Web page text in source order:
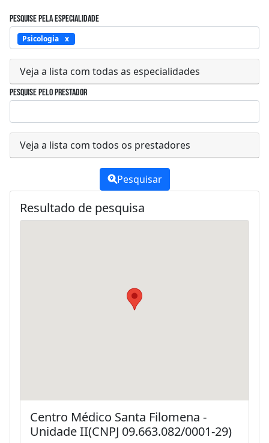
Pesquise pela especialidade
Psicologia
Veja a lista com todas as especialidades
Pesquise pelo prestador
Veja a lista com todos os prestadores
Pesquisar
Resultado de pesquisa
Centro Médico Santa Filomena -
Unidade II(CNPJ 09.663.082/0001-29)